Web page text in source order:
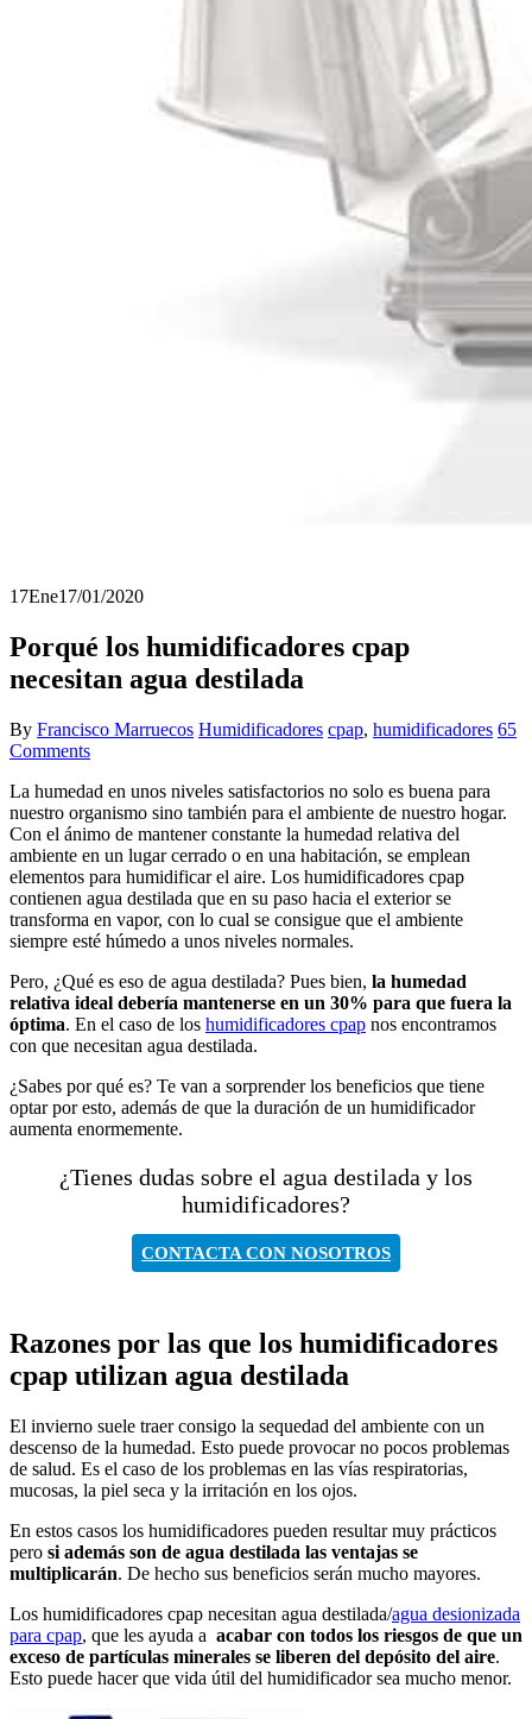
17Ene17/01/2020
Porqué los humidificadores cpap
necesitan agua destilada
By Francisco Marruecos Humidificadores cpap, humidificadores 65
Comments
La humedad en unos niveles satisfactorios no solo es buena para
nuestro organismo sino también para el ambiente de nuestro hogar.
Con el ánimo de mantener constante la humedad relativa del
ambiente en un lugar cerrado o en una habitación, se emplean
elementos para humidificar el aire. Los humidificadores cpap
contienen agua destilada que en su paso hacia el exterior se
transforma en vapor, con lo cual se consigue que el ambiente
siempre esté húmedo a unos niveles normales.
Pero, ¿Qué es eso de agua destilada? Pues bien, la humedad
relativa ideal debería mantenerse en un 30% para que fuera la
óptima. En el caso de los humidificadores cpap nos encontramos
con que necesitan agua destilada.
¿Sabes por qué es? Te van a sorprender los beneficios que tiene
optar por esto, además de que la duración de un humidificador
aumenta enormemente.
¿Tienes dudas sobre el agua destilada y los
humidificadores?
CONTACTA CON NOSOTROS
Razones por las que los humidificadores
cpap utilizan agua destilada
El invierno suele traer consigo la sequedad del ambiente con un
descenso de la humedad. Esto puede provocar no pocos problemas
de salud. Es el caso de los problemas en las vías respiratorias,
mucosas, la piel seca y la irritación en los ojos.
En estos casos los humidificadores pueden resultar muy prácticos
pero si además son de agua destilada las ventajas se
multiplicarán. De hecho sus beneficios serán mucho mayores.
Los humidificadores cpap necesitan agua destilada/agua desionizada
para cpap, que les ayuda a acabar con todos los riesgos de que un
exceso de partículas minerales se liberen del depósito del aire.
Esto puede hacer que vida útil del humidificador sea mucho menor.